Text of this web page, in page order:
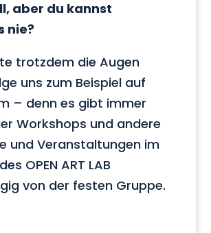
aber du kannst
nie?
trotzdem die Augen
uns zum Beispiel auf
– denn es gibt immer
Workshops und andere
und Veranstaltungen im
OPEN ART LAB
von der festen Gruppe.